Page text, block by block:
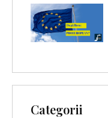
Categorii